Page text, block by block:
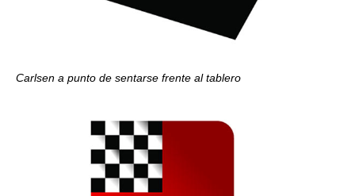
Carlsen a punto de sentarse frente al tablero